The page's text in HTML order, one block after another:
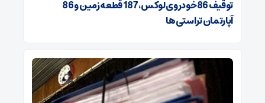
توقیف 86خودروی لوکس، 187 قطعه زمین و 86
آپارتمان تراستی‌ها